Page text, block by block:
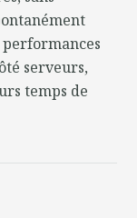
serveurs,
temps de